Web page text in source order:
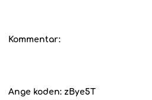
Kommentar:
Ange koden: zBye5T